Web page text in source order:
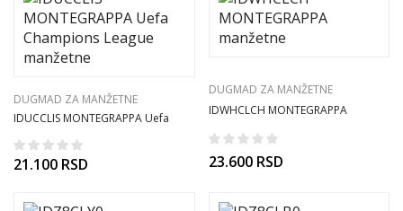
DUGMAD ZA MANŽETNE
IDUCCLIS MONTEGRAPPA Uefa
21.100 RSD
DUGMAD ZA MANŽETNE
IDWHCLCH MONTEGRAPPA
23.600 RSD